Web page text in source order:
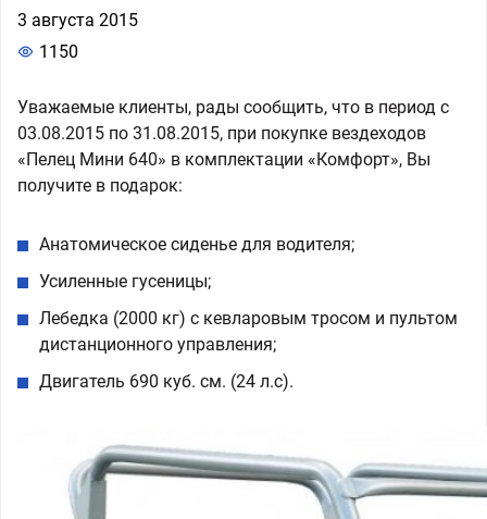
3 августа 2015
1150
Уважаемые клиенты, рады сообщить, что в период с
03.08.2015 по 31.08.2015, при покупке вездеходов
«Пелец Мини 640» в комплектации «Комфорт», Вы
получите в подарок:
Анатомическое сиденье для водителя;
Усиленные гусеницы;
Лебедка (2000 кг) с кевларовым тросом и пультом
дистанционного управления;
Двигатель 690 куб. см. (24 л.с).